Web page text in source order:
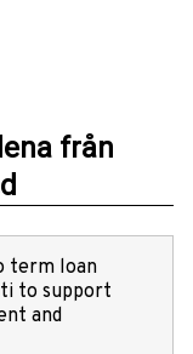
från
term loan
to support
and